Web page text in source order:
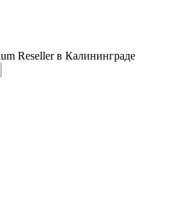
Reseller в Калининграде